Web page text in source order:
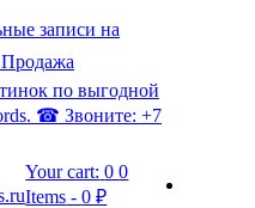
записи на
Продажа
по выгодной
☎ Звоните: +7
Your cart: 00
Items -0 ₽